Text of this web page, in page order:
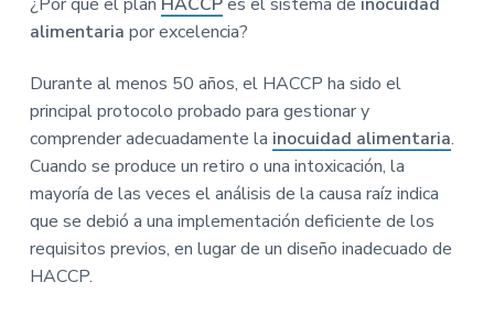
alimentaria por excelencia?
Durante al menos 50 años, el HACCP ha sido el
principal protocolo probado para gestionar y
comprender adecuadamente la inocuidad alimentaria.
Cuando se produce un retiro o una intoxicación, la
mayoría de las veces el análisis de la causa raíz indica
que se debió a una implementación deficiente de los
requisitos previos, en lugar de un diseño inadecuado de
HACCP.
con
lectores